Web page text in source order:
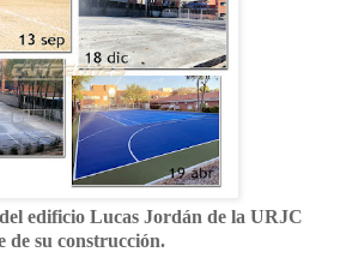
edificio Lucas Jordán de la URJC
de su construcción.